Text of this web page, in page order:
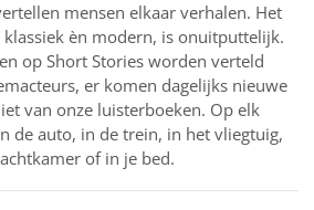
mensen elkaar verhalen. Het
èn modern, is onuitputtelijk.
op Short Stories worden verteld
er komen dagelijks nieuwe
van onze luisterboeken. Op elk
de auto, in de trein, in het vliegtuig,
of in je bed.